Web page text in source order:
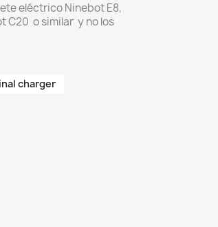
eléctrico Ninebot E8,
C20 o similar y no los
charger